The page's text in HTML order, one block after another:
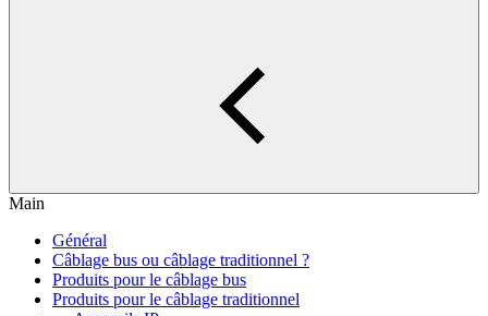
Main
Général
Câblage bus ou câblage traditionnel ?
Produits pour le câblage bus
Produits pour le câblage traditionnel